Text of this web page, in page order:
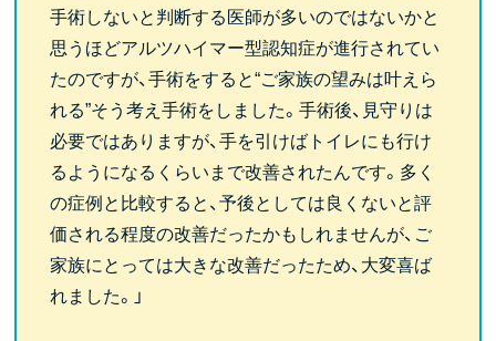
手術しないと判断する医師が多いのではないかと
思うほどアルツハイマー型認知症が進行されてい
たのですが、手術をすると“ご家族の望みは叶えら
れる”そう考え手術をしました。手術後、見守りは
必要ではありますが、手を引けばトイレにも行け
るようになるくらいまで改善されたんです。多く
の症例と比較すると、予後としては良くないと評
価される程度の改善だったかもしれませんが、ご
家族にとっては大きな改善だったため、大変喜ば
れました。」